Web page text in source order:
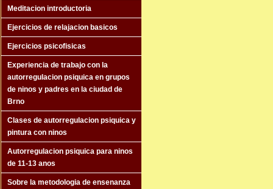
Meditacion introductoria
Ejercicios de relajacion basicos
Ejercicios psicofisicas
Experiencia de trabajo con la
autorregulacion psiquica en grupos
de ninos y padres en la ciudad de
Brno
Clases de autorregulacion psiquica y
pintura con ninos
Autorregulacion psiquica para ninos
de 11-13 anos
Sobre la metodologia de ensenanza